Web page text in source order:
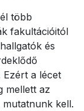
több
fakultációitól
és
Ezért a lécet
mellett az
kell.